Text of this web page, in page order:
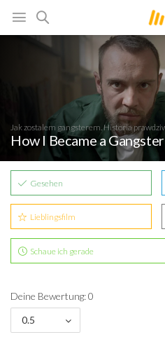
Jak zostalem gangsterem. Historia
How I Became a Gangster
Gesehen
Lieblingsfilm
Schaue ich gerade
Deine Bewertung: 0
0.5